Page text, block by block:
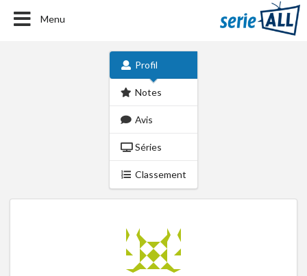
Menu
Profil
Notes
Avis
Séries
Classement